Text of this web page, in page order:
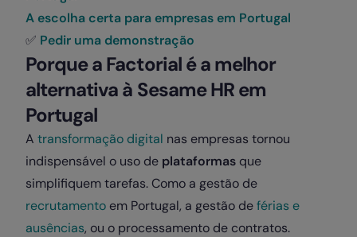
A escolha certa para empresas em Portugal
✅ Pedir uma demonstração
Porque a Factorial é a melhor
alternativa à Sesame HR em
Portugal
A transformação digital nas empresas tornou
indispensável o uso de plataformas que
simplifiquem tarefas. Como a gestão de
recrutamento em Portugal, a gestão deférias e
ausências, ou o processamento de contratos.